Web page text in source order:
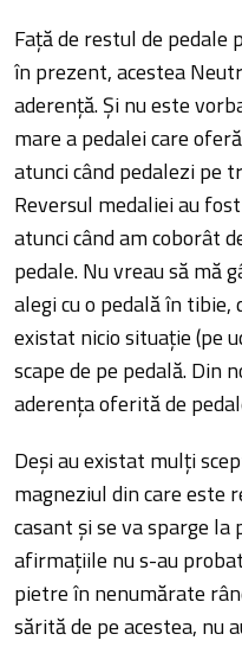
Față de restul de
în prezent, acestea
aderență. Și nu este
mare a pedalei care
atunci când pedalezi pe
Reversul medaliei au
atunci când am coborât
pedale. Nu vreau să mă
alegi cu o pedală în tibie,
existat nicio situație (pe
scape de pe pedală. Din
aderența oferită de
Deși au existat mulți
magneziul din care este
casant și se va sparge
afirmațiile nu s-au
pietre în nenumărate
sărită de pe acestea, nu